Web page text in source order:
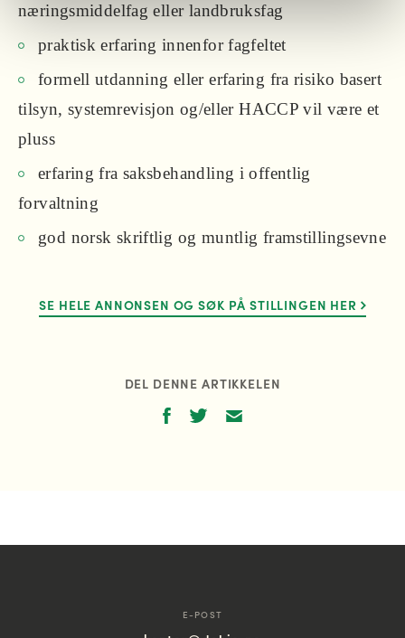
næringsmiddelfag eller landbruksfag
praktisk erfaring innenfor fagfeltet
formell utdanning eller erfaring fra risiko basert
tilsyn, systemrevisjon og/eller HACCP vil være et
pluss
erfaring fra saksbehandling i offentlig
forvaltning
god norsk skriftlig og muntlig framstillingsevne
SE HELE ANNONSEN OG SØK PÅ STILLINGEN HER
DEL DENNE ARTIKKELEN
E-POST